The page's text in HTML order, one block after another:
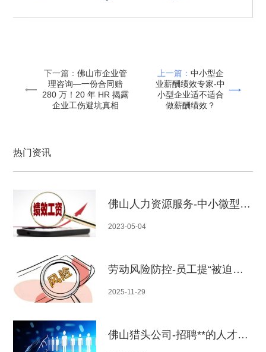
下一篇： 佛山市企业管
理咨询—一份合同赔
280 万！20 年 HR 揭露
企业工伤避坑真相
上一篇： 中小型企
业薪酬绩效专家-中
小型企业适不适合
做薪酬绩效？
热门资讯
佛山人力资源服务-中小微型企业如何推行绩效管理
2023-05-04
劳动风险防控-员工提“被迫离职”要仲裁？别慌！吃透这3点老板稳赢
2025-11-29
佛山猎头公司-招聘**的人才不如招聘合适的人才